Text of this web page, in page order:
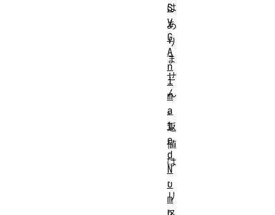
は
あ
り
ま
せ
ん
。
返
値
は
、
リ
S
V
G
A
n
i
m
a
t
e
d
N
u
m